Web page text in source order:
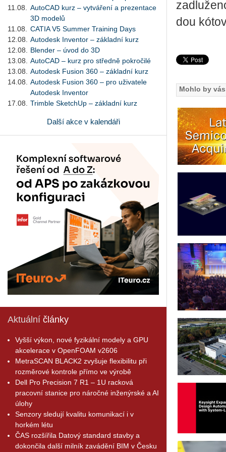
11.08.
AutoCAD kurz – vytváření a prezentace
3D modelů
11.08.
CATIA V5 Summer Training Days
12.08.
Autodesk Inventor – základní kurz
12.08.
Blender – úvod do 3D
13.08.
AutoCAD – kurz pro středně pokročilé
13.08.
Autodesk Fusion 360 – základní kurz
14.08.
Autodesk Fusion 360 – pro uživatele
Autodesk Inventor
17.08.
Trimble SketchUp – základní kurz
Další akce v kalendáři
Aktuální články
Vyšší výkon, nové fyzikální modely a GPU
akcelerace v OpenFOAM v2606
MetraSCAN BLACK2 zvyšuje flexibilitu při
rozměrové kontrole přímo ve výrobě
Dell Pro Precision 7 R1 – 1U racková
pracovní stanice pro náročné inženýrské a AI
úlohy
Senzory sledují kvalitu komunikací i v
horkém létu
ČAS rozšířila Datový standard stavby a
dokončila další milník zavádění BIM v Česku
dou
Mohlo by